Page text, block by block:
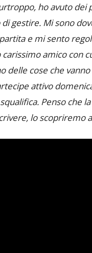
ho avuto
gestire. Mi sono
e mi sento
carissimo amico con
delle cose che
attivo
Penso che
lo scopriremo